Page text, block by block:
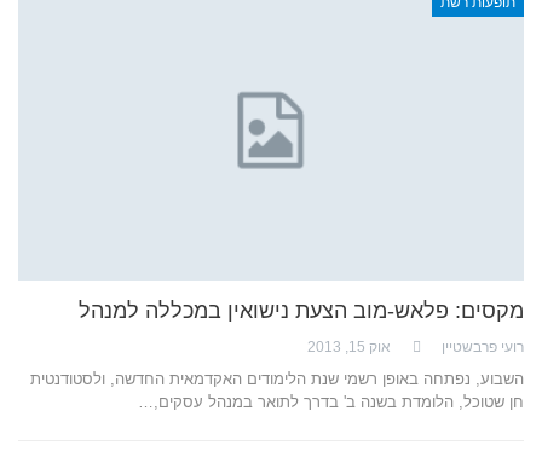
מקסים: פלאש-מוב הצעת נישואין במכללה למנהל
רועי פרבשטיין אוק 15, 2013
השבוע, נפתחה באופן רשמי שנת הלימודים האקדמאית החדשה, ולסטודנטית
חן שטוכל, הלומדת בשנה ב' בדרך לתואר במנהל עסקים,…